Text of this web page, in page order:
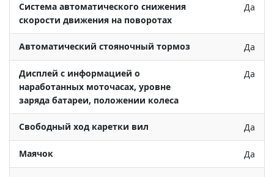
Система автоматического снижения
скорости движения на поворотах
Да
Автоматический стояночный тормоз Да
Дисплей с информацией о
наработанных моточасах, уровне
заряда батареи, положении колеса
Да
Свободный ход каретки вил Да
Маячок Да